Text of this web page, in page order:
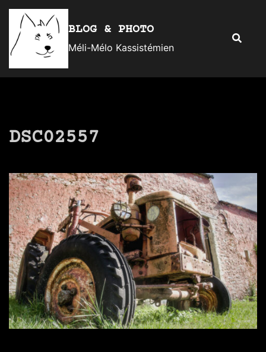
Aller
contenu
BLOG & PHOTO
Méli-Mélo Kassistémien
DSC02557